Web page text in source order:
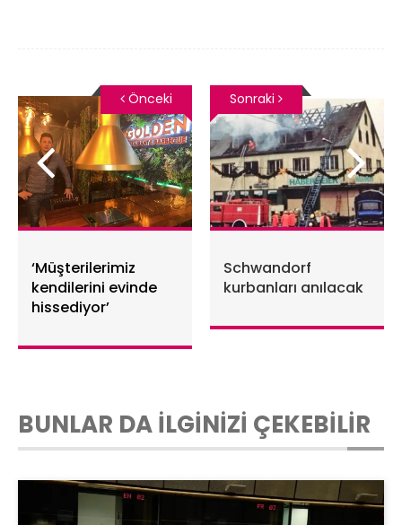
‘Müşterilerimiz
kendilerini evinde
hissediyor’
Önceki
Schwandorf
kurbanları anılacak
Sonraki
BUNLAR DA İLGİNİZİ ÇEKEBİLİR